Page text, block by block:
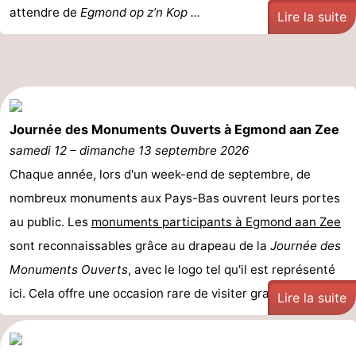
-
Septentrionale
-
Schoorlse
Bergen
Zee
-
Alkmaar
-
Noordhollands
-
attendre de Egmond op z’n Kop ... Lire la suite
Journée des Monuments Ouverts à Egmond aan Zee
samedi 12 – dimanche 13 septembre 2026
Chaque année, lors d'un week-end de septembre, de
nombreux monuments aux Pays-Bas ouvrent leurs portes
au public. Les monuments participants à Egmond aan Zee
sont reconnaissables grâce au drapeau de la Journée des
Monuments Ouverts, avec le logo tel qu'il est représenté
ici. Cela offre une occasion rare de visiter gratuiteme ...
Lire la suite